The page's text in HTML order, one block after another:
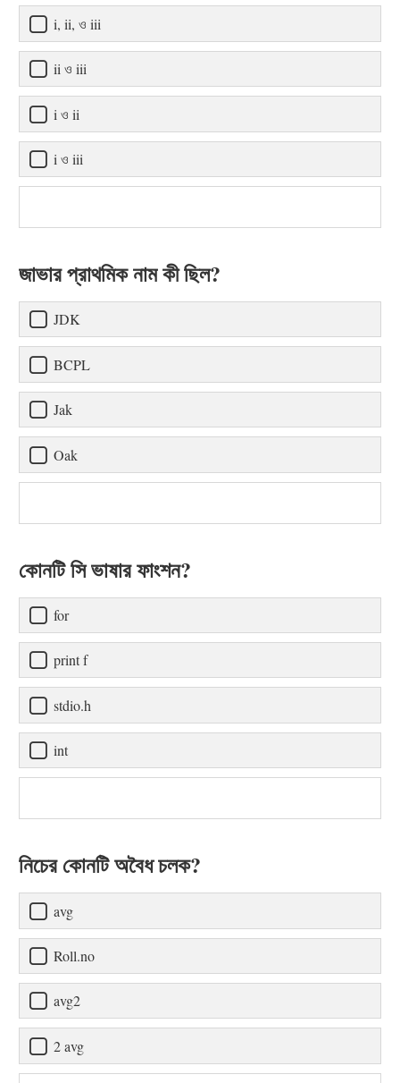
i, ii, ও iii
ii ও iii
i ও ii
i ও iii
জাভার প্রাথমিক নাম কী ছিল?
JDK
BCPL
Jak
Oak
কোনটি সি ভাষার ফাংশন?
for
print f
stdio.h
int
নিচের কোনটি অবৈধ চলক?
avg
Roll.no
avg2
2 avg